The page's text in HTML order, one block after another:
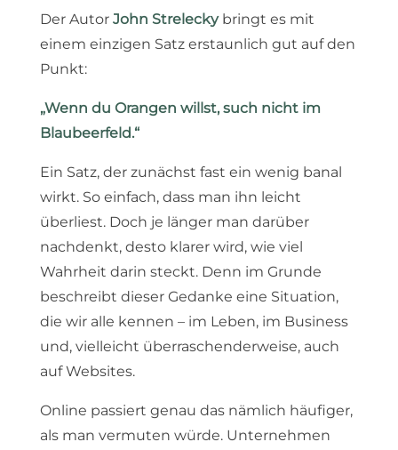
Der Autor John Streleckybringt es mit
einem einzigen Satz erstaunlich gut auf den
Punkt:
„Wenn du Orangen willst, such nicht im
Blaubeerfeld.“
Ein Satz, der zunächst fast ein wenig banal
wirkt. So einfach, dass man ihn leicht
überliest. Doch je länger man darüber
nachdenkt, desto klarer wird, wie viel
Wahrheit darin steckt. Denn im Grunde
beschreibt dieser Gedanke eine Situation,
die wir alle kennen – im Leben, im Business
und, vielleicht überraschenderweise, auch
auf Websites.
Online passiert genau das nämlich häufiger,
als man vermuten würde. Unternehmen